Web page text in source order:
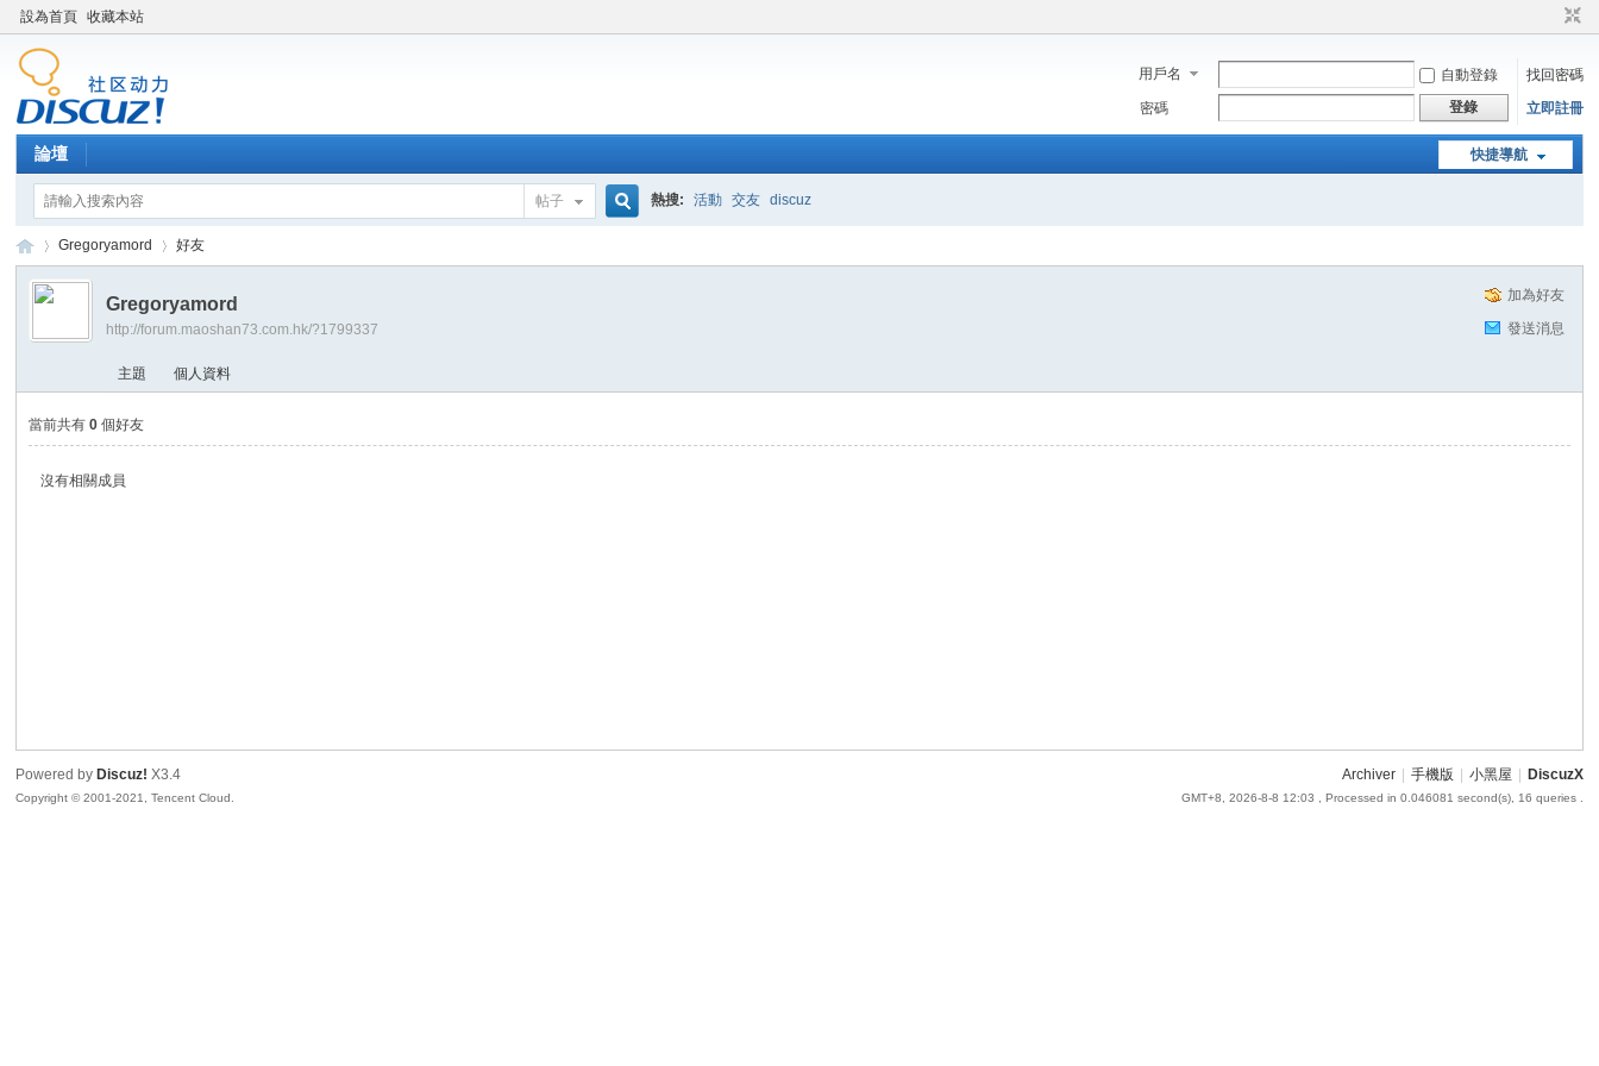
設為首頁 收藏本站
用戶名 自動登錄
找回密碼
密碼
登錄 立即註冊
快捷導航
論壇
帖子 熱搜: 活動 交友 discuz
›
Gregoryamord 好友
加為好友
發送消息
Gregoryamord
http://forum.maoshan73.com.hk/?1799337
主題 個人資料
當前共有0 個好友
沒有相關成員
Archiver 手機版 小黑屋 DiscuzX
GMT+8, 2026-8-8 12:03 , Processed in 0.046081 second(s), 16 queries .
Powered by Discuz! X3.4
Copyright © 2001-2021, Tencent Cloud.